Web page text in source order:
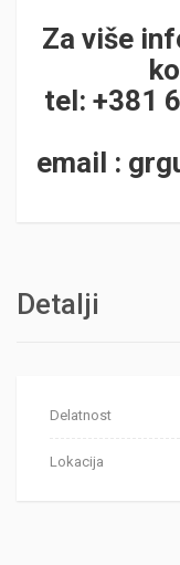
Za više
tel: +381
email :
Detalji
Delatnost
Lokacija